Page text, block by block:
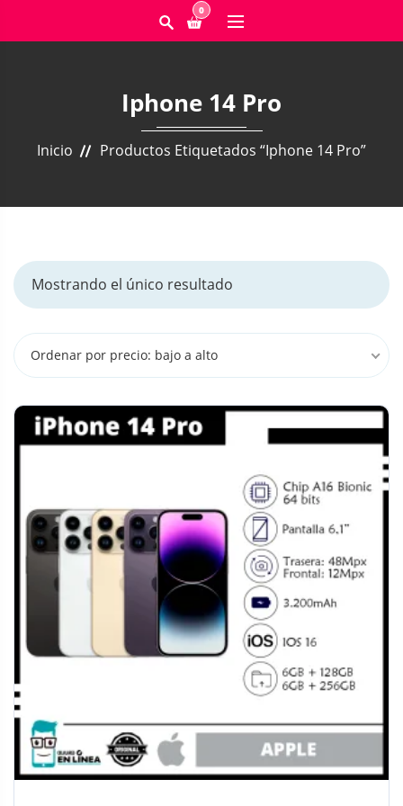
0
Iphone 14 Pro
Inicio Productos Etiquetados “iphone 14 Pro”
Mostrando el único resultado
Ordenar por precio: bajo a alto